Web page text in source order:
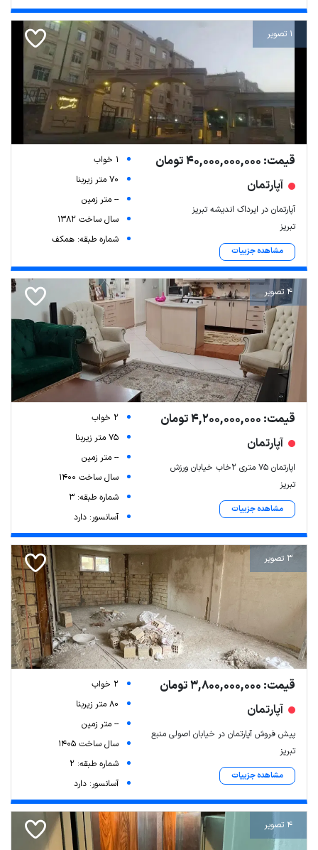
1 تصویر
قیمت: 40,000,000,000 تومان
آپارتمان
آپارتمان در ایرداک اندیشه تبریز
تبریز
مشاهده جزییات
1 خواب
70 متر زیربنا
-- متر زمین
سال ساخت 1382
شماره طبقه: همکف
4 تصویر
قیمت: 4,200,000,000 تومان
آپارتمان
اپارتمان ۷۵ متری ۲خاب خیابان ورزش
تبریز
مشاهده جزییات
2 خواب
75 متر زیربنا
-- متر زمین
سال ساخت 1400
شماره طبقه: 3
آسانسور: دارد
3 تصویر
قیمت: 3,800,000,000 تومان
آپارتمان
پیش فروش آپارتمان در خیابان اصولی منبع
تبریز
مشاهده جزییات
2 خواب
80 متر زیربنا
-- متر زمین
سال ساخت 1405
شماره طبقه: 2
آسانسور: دارد
4 تصویر